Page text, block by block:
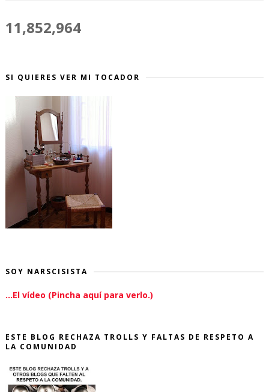
11,852,964
SI QUIERES VER MI TOCADOR
SOY NARSCISISTA
...El vídeo (Pincha aquí para verlo.)
ESTE BLOG RECHAZA TROLLS Y FALTAS DE RESPETO A
LA COMUNIDAD